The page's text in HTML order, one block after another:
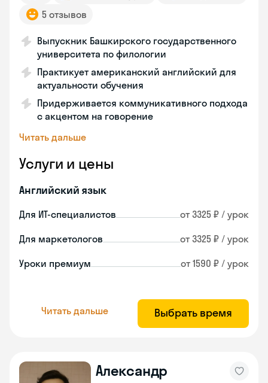
5 отзывов
Выпускник Башкирского государственного
университета по филологии
Практикует американский английский для
актуальности обучения
Придерживается коммуникативного подхода
с акцентом на говорение
Читать дальше
Услуги и цены
Английский язык
Для ИТ-специалистов от 3325 ₽ / урок
Для маркетологов от 3325 ₽ / урок
Уроки премиум от 1590 ₽ / урок
Читать дальше Выбрать время
Александр